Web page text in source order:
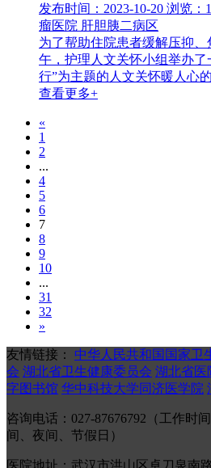
发布时间：2023-10-20 浏览：
瘤医院 肝胆胰二病区
为了帮助住院患者缓解压抑
午，护理人文关怀小组举办
行”为主题的人文关怀暖人心
查看更多+
«
1
2
...
4
5
6
7
8
9
10
...
31
32
»
友情链接： 中华人民共和国国家卫
会 湖北省卫生健康委员会 湖北省医
字图书馆 华中科技大学同济医学院
咨询电话：027-87676792（工作时
间、夜间、节假日）
医院地址：武汉市洪山区卓刀泉南